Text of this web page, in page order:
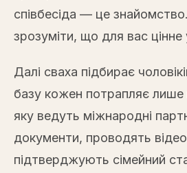
співбесіда — це
зрозуміти, що для вас цінне
Далі сваха підбирає
базу кожен потрапляє лише
яку ведуть міжнародні
документи, проводять
підтверджують сімейний